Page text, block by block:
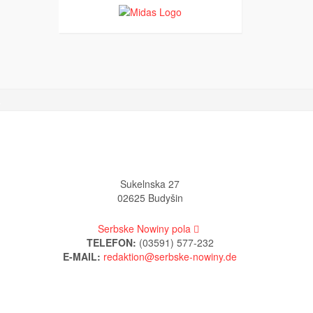
Sukelnska 27
02625 Budyšin
Serbske Nowiny pola
TELEFON: (03591) 577-232
E-MAIL: